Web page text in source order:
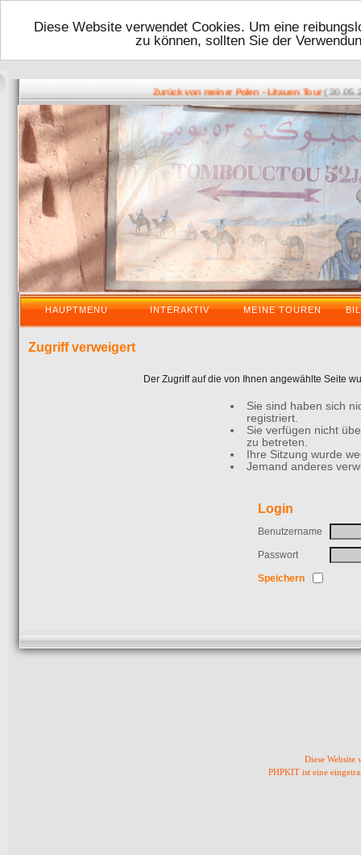
Diese Website verwendet Cookies. Um eine
zu können, sollten Sie der
Zurück von meiner Polen - Litauen Tour(
HAUPTMENU INTERAKTIV MEINE TOUREN
Zugriff verweigert
Der Zugriff auf die von Ihnen angewählte Seite
Sie sind haben sich
registriert.
Sie verfügen nicht
zu betreten.
Ihre Sitzung wurde
Jemand anderes
Login
Benutzername
Passwort
Speichern
Diese Website
PHPKIT ist eine